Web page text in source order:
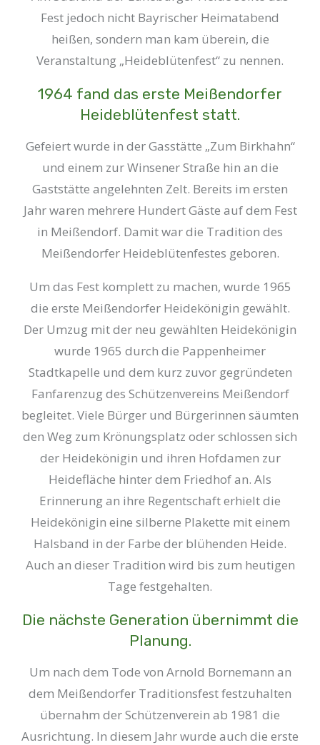
Fest jedoch nicht Bayrischer Heimatabend
heißen, sondern man kam überein, die
Veranstaltung „Heideblütenfest“ zu nennen.
1964 fand das erste Meißendorfer
Heideblütenfest statt.
Gefeiert wurde in der Gasstätte „Zum Birkhahn“
und einem zur Winsener Straße hin an die
Gaststätte angelehnten Zelt. Bereits im ersten
Jahr waren mehrere Hundert Gäste auf dem Fest
in Meißendorf. Damit war die Tradition des
Meißendorfer Heideblütenfestes geboren.
Um das Fest komplett zu machen, wurde 1965
die erste Meißendorfer Heidekönigin gewählt.
Der Umzug mit der neu gewählten Heidekönigin
wurde 1965 durch die Pappenheimer
Stadtkapelle und dem kurz zuvor gegründeten
Fanfarenzug des Schützenvereins Meißendorf
begleitet. Viele Bürger und Bürgerinnen säumten
den Weg zum Krönungsplatz oder schlossen sich
der Heidekönigin und ihren Hofdamen zur
Heidefläche hinter dem Friedhof an. Als
Erinnerung an ihre Regentschaft erhielt die
Heidekönigin eine silberne Plakette mit einem
Halsband in der Farbe der blühenden Heide.
Auch an dieser Tradition wird bis zum heutigen
Tage festgehalten.
Die nächste Generation übernimmt die
Planung.
Um nach dem Tode von Arnold Bornemann an
dem Meißendorfer Traditionsfest festzuhalten
übernahm der Schützenverein ab 1981 die
Ausrichtung. In diesem Jahr wurde auch die erste